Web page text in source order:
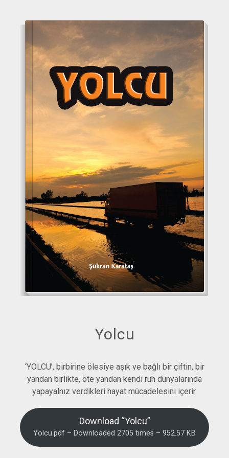
Yolcu
‘YOLCU’, birbirine ölesiye aşık ve bağlı bir çiftin, bir
yandan birlikte, öte yandan kendi ruh dünyalarında
yapayalnız verdikleri hayat mücadelesini içerir.
Download “Yolcu”
Yolcu.pdf – Downloaded 2705 times – 952.57 KB